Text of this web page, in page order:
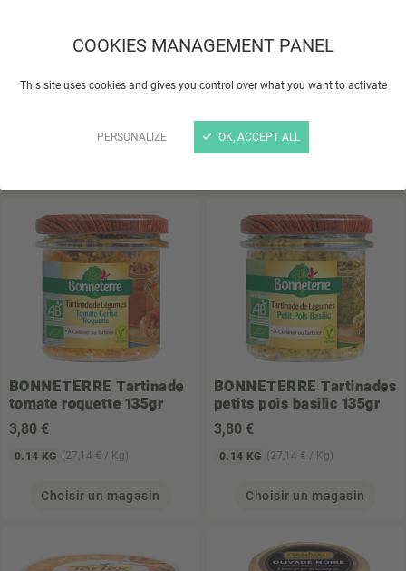
COOKIES MANAGEMENT PANEL
This site uses cookies and gives you control over what you want to activate
PERSONALIZE OK, ACCEPT ALL
RAPUNZELDolmas
Feuilles de vigne 280gr
BONNETERRETartinade
de légumes courgettes
BONNETERRE Tartinade
tomate roquette 135gr
3,80 €
0.14 KG (27,14 € / Kg)
Choisir un magasin
BONNETERRE Tartinades
petits pois basilic 135gr
3,80 €
0.14 KG (27,14 € / Kg)
Choisir un magasin